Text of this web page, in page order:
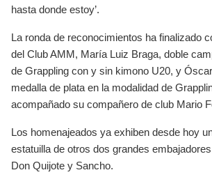
hasta donde estoy’.
La ronda de reconocimientos ha finalizado
del Club AMM, María Luiz Braga, doble
de Grappling con y sin kimono U20, y
medalla de plata en la modalidad de
acompañado su compañero de club Mario
Los homenajeados ya exhiben desde hoy
estatuilla de otros dos grandes
Don Quijote y Sancho.